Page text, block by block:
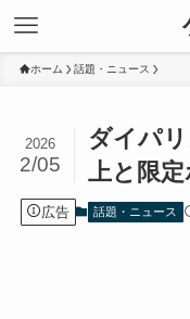
ホーム 話題・ニュース
ダイパ
上と限
2026
2/05
広告 話題・ニュース